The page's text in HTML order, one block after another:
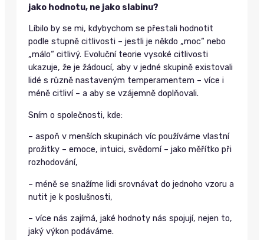
jako hodnotu, ne jako slabinu?
Líbilo by se mi, kdybychom se přestali hodnotit
podle stupně citlivosti – jestli je někdo „moc“ nebo
„málo“ citlivý. Evoluční teorie vysoké citlivosti
ukazuje, že je žádoucí, aby v jedné skupině existovali
lidé s různě nastaveným temperamentem – více i
méně citliví – a aby se vzájemně doplňovali.
Sním o společnosti, kde:
– aspoň v menších skupinách víc používáme vlastní
prožitky – emoce, intuici, svědomí – jako měřítko při
rozhodování,
– méně se snažíme lidi srovnávat do jednoho vzoru a
nutit je k poslušnosti,
– více nás zajímá, jaké hodnoty nás spojují, nejen to,
jaký výkon podáváme.